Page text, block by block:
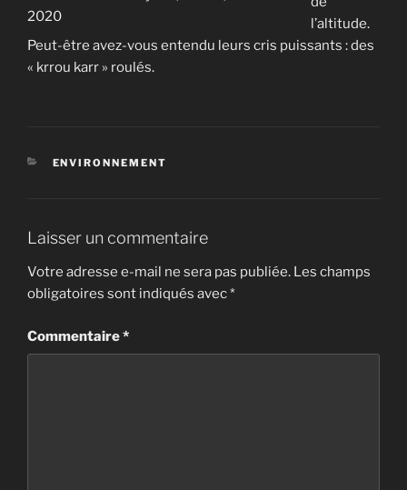
2020
l’altitude.
Peut-être avez-vous entendu leurs cris puissants : des
« krrou karr » roulés.
CATÉGORIES
ENVIRONNEMENT
Laisser un commentaire
Votre adresse e-mail ne sera pas publiée. Les champs
obligatoires sont indiqués avec*
Commentaire*